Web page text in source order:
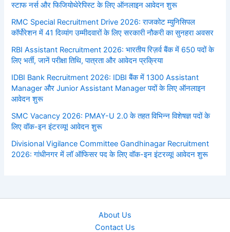
स्टाफ नर्स और फिजियोथेरेपिस्ट के लिए ऑनलाइन आवेदन शुरू
RMC Special Recruitment Drive 2026: राजकोट म्युनिसिपल
कॉर्पोरेशन में 41 दिव्यांग उम्मीदवारों के लिए सरकारी नौकरी का सुनहरा अवसर
RBI Assistant Recruitment 2026: भारतीय रिज़र्व बैंक में 650 पदों के
लिए भर्ती, जानें परीक्षा तिथि, पात्रता और आवेदन प्रक्रिया
IDBI Bank Recruitment 2026: IDBI बैंक में 1300 Assistant
Manager और Junior Assistant Manager पदों के लिए ऑनलाइन
आवेदन शुरू
SMC Vacancy 2026: PMAY-U 2.0 के तहत विभिन्न विशेषज्ञ पदों के
लिए वॉक-इन इंटरव्यू! आवेदन शुरू
Divisional Vigilance Committee Gandhinagar Recruitment
2026: गांधीनगर में लॉ ऑफिसर पद के लिए वॉक-इन इंटरव्यू! आवेदन शुरू
About Us
Contact Us